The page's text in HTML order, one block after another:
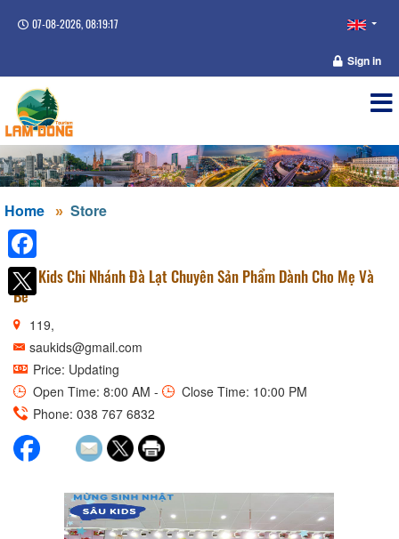
07-08-2026, 08:19:17
Sign in
Home Store
Sâu Kids Chi Nhánh Đà Lạt Chuyên Sản Phẩm Dành Cho Mẹ Và
Bé
119,
saukids@gmail.com
Price: Updating
Open Time: 8:00 AM -
Close Time: 10:00 PM
Phone: 038 767 6832
Facebook